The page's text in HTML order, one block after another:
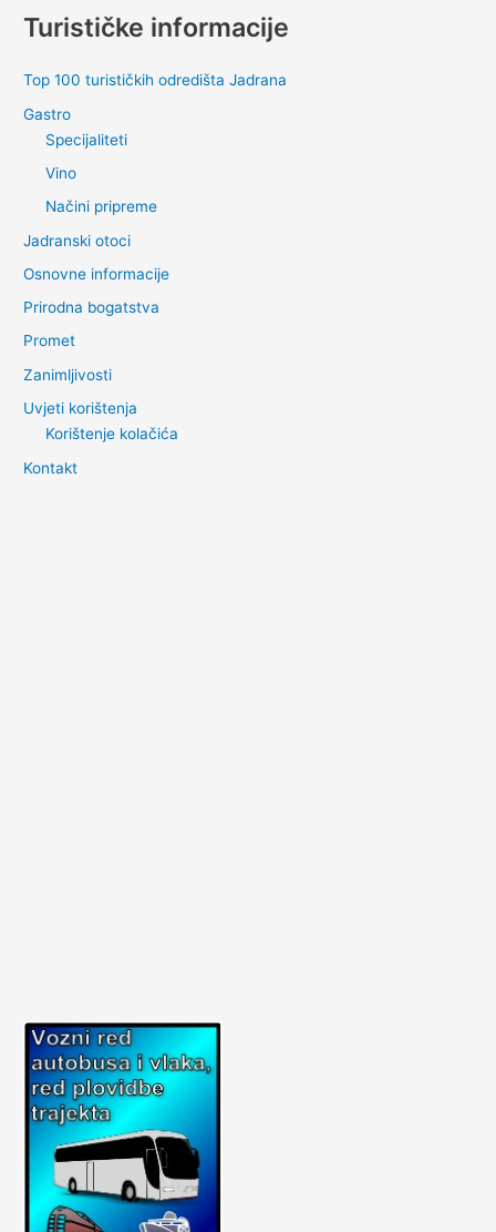
Turističke informacije
Top 100 turističkih odredišta Jadrana
Gastro
Specijaliteti
Vino
Načini pripreme
Jadranski otoci
Osnovne informacije
Prirodna bogatstva
Promet
Zanimljivosti
Uvjeti korištenja
Korištenje kolačića
Kontakt